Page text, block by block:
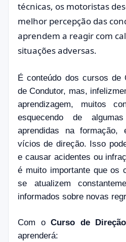
técnicas, os motoristas
melhor percepção das
aprendem a reagir com
situações adversas.
É conteúdo dos cursos de
de Condutor, mas,
aprendizagem, muitos
esquecendo de
aprendidas na formação,
vícios de direção. Isso
e causar acidentes ou
é muito importante que os
se atualizem
informados sobre novas
Com oCurso de
aprenderá: